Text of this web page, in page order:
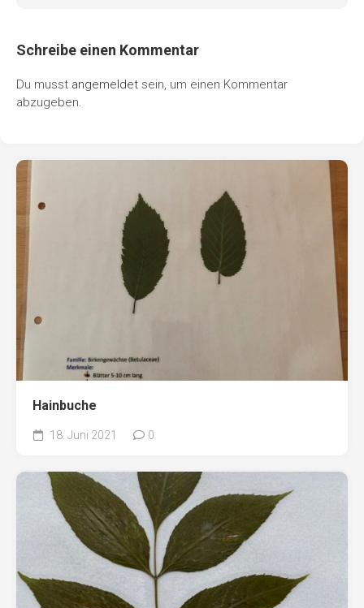
Schreibe einen Kommentar
Du musst angemeldet sein, um einen Kommentar
abzugeben.
Hainbuche
18. Juni 2021 0